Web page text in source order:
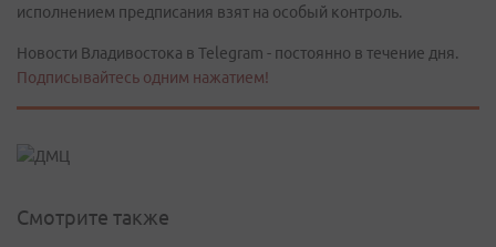
исполнением предписания взят на особый контроль.
Новости Владивостока в Telegram - постоянно в течение дня.
Подписывайтесь одним нажатием!
Смотрите также